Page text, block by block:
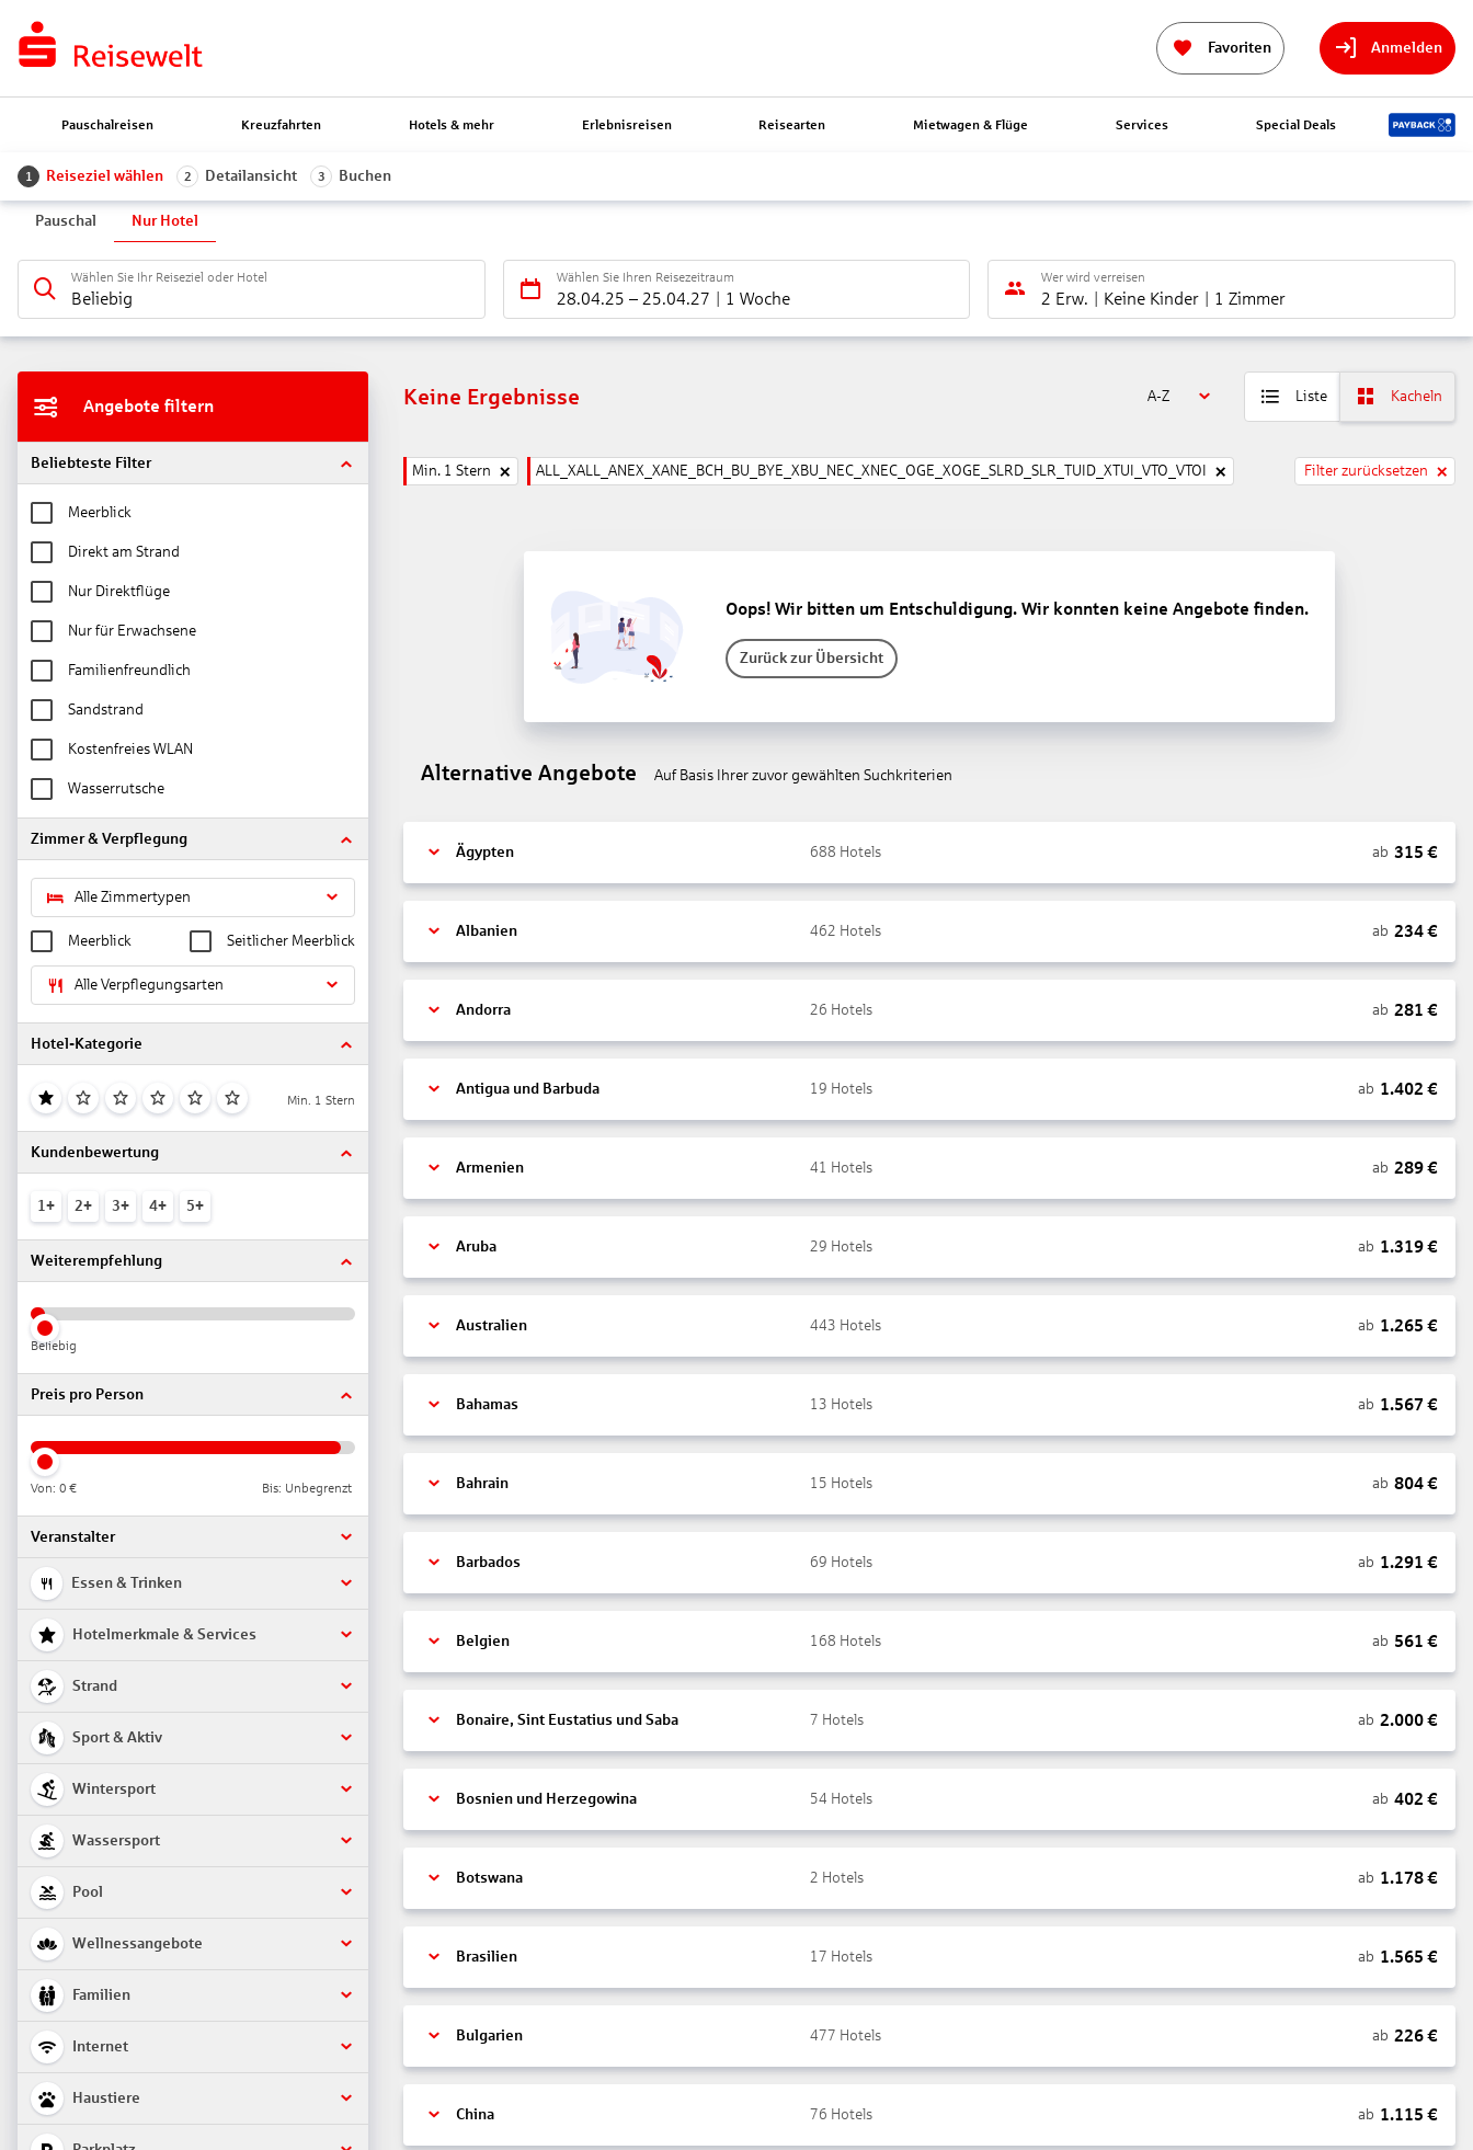
Favoriten Anmelden
Pauschalreisen Kreuzfahrten Hotels & mehr Erlebnisreisen Reisearten Mietwagen & Flüge Services Special Deals
1 Reiseziel wählen 2 Detailansicht 3 Buchen
Pauschal Nur Hotel
Wählen Sie Ihr Reiseziel oder Hotel
Beliebig
Wählen Sie Ihren Reisezeitraum
28.04.25 – 25.04.27 1 Woche
Wer wird verreisen
2 Erw. Keine Kinder 1 Zimmer
Angebote filtern
Beliebteste Filter
Meerblick
Direkt am Strand
Nur Direktflüge
Nur für Erwachsene
Familienfreundlich
Sandstrand
Kostenfreies WLAN
Wasserrutsche
Zimmer & Verpflegung
Alle Zimmertypen
Meerblick Seitlicher Meerblick
Alle Verpflegungsarten
Hotel-Kategorie
Min. 1 Stern
Kundenbewertung
1+ 2+ 3+ 4+ 5+
Weiterempfehlung
Beliebig
Preis pro Person
Von: 0 € Bis: Unbegrenzt
Veranstalter
Essen & Trinken
Hotelmerkmale & Services
Strand
Sport & Aktiv
Wintersport
Wassersport
Pool
Wellnessangebote
Familien
Internet
Haustiere
Keine Ergebnisse A-Z Liste Kacheln
Min. 1 Stern ALL_XALL_ANEX_XANE_BCH_BU_BYE_XBU_NEC_XNEC_OGE_XOGE_SLRD_SLR_TUID_XTUI_VTO_VTOI Filter zurücksetzen
Oops! Wir bitten um Entschuldigung. Wir konnten keine Angebote finden.
Zurück zur Übersicht
Alternative Angebote Auf Basis Ihrer zuvor gewählten Suchkriterien
Ägypten 688 Hotels ab 315 €
Albanien 462 Hotels ab 234€
Andorra 26 Hotels ab 281 €
Antigua und Barbuda 19 Hotels ab 1.402 €
Armenien 41 Hotels ab 289€
Aruba 29 Hotels ab 1.319€
Australien 443 Hotels ab 1.265 €
Bahamas 13 Hotels ab 1.567 €
Bahrain 15 Hotels ab 804€
Barbados 69 Hotels ab 1.291 €
Belgien 168 Hotels ab 561 €
Bonaire, Sint Eustatius und Saba 7 Hotels ab 2.000€
Bosnien und Herzegowina 54 Hotels ab 402 €
Botswana 2 Hotels ab 1.178€
Brasilien 17 Hotels ab 1.565 €
Bulgarien 477 Hotels ab 226€
China 76 Hotels ab 1.115 €